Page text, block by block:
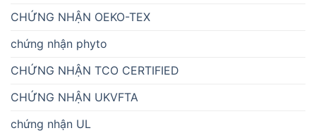
CHỨNG NHẬN OEKO-TEX
chứng nhận phyto
CHỨNG NHẬN TCO CERTIFIED
CHỨNG NHẬN UKVFTA
chứng nhận UL